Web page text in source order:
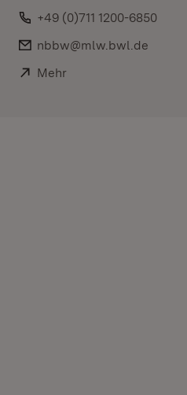
Telefon:
+49 (0)711 1200-6850
E-Mail:
nbbw@mlw.bwl.de
Extern:
Mehr(Öffnet in neuem